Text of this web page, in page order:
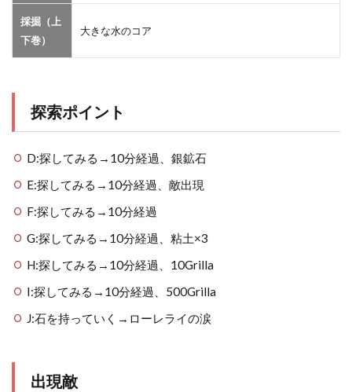
採掘（上
下巻）
大きな水のコア
探索ポイント
D:探してみる→10分経過、銀鉱石
E:探してみる→10分経過、敵出現
F:探してみる→10分経過
G:探してみる→10分経過、粘土×3
H:探してみる→10分経過、10Grilla
I:探してみる→10分経過、500Grilla
J:石を持っていく→ローレライの涙
出現敵